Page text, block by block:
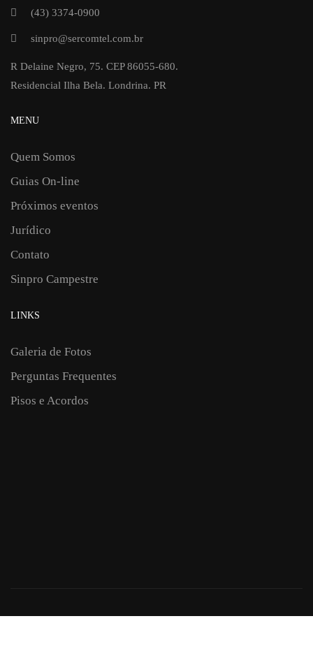
(43) 3374-0900
sinpro@sercomtel.com.br
R Delaine Negro, 75. CEP 86055-680.
Residencial Ilha Bela. Londrina. PR
MENU
Quem Somos
Guias On-line
Próximos eventos
Jurídico
Contato
Sinpro Campestre
LINKS
Galeria de Fotos
Perguntas Frequentes
Pisos e Acordos